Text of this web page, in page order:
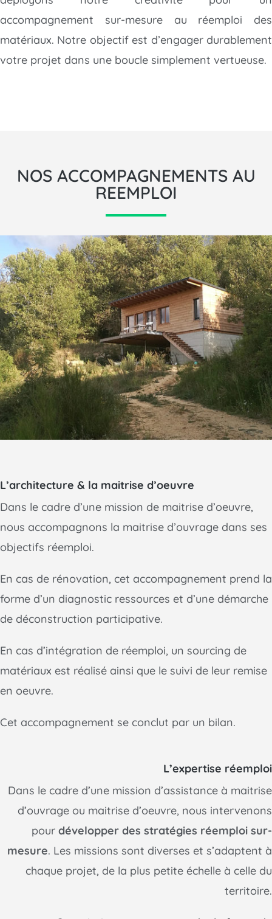
accompagnement sur-mesure au réemploi des
matériaux. Notre objectif est d’engager durablement
votre projet dans une boucle simplement vertueuse.
NOS ACCOMPAGNEMENTS AU
REEMPLOI
L’architecture & la maitrise d’oeuvre
Dans le cadre d’une mission de maitrise d’oeuvre,
nous accompagnons la maitrise d’ouvrage dans ses
objectifs réemploi.
En cas de rénovation, cet accompagnement prend la
forme d’un diagnostic ressources et d’une démarche
de déconstruction participative.
En cas d’intégration de réemploi, un sourcing de
matériaux est réalisé ainsi que le suivi de leur remise
en oeuvre.
Cet accompagnement se conclut par un bilan.
L’expertise réemploi
Dans le cadre d’une mission d’assistance à maitrise
d’ouvrage ou maitrise d’oeuvre, nous intervenons
pour développer des stratégies réemploi sur-
mesure. Les missions sont diverses et s’adaptent à
chaque projet, de la plus petite échelle à celle du
territoire.